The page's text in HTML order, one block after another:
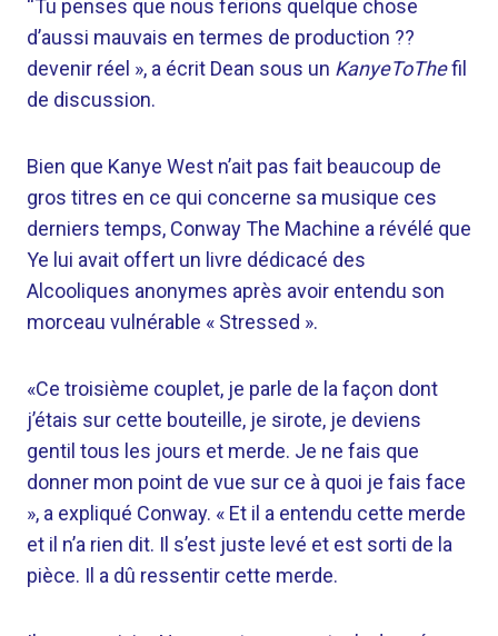
“Tu penses que nous ferions quelque chose
d’aussi mauvais en termes de production ??
devenir réel », a écrit Dean sous un KanyeToThefil
de discussion.
Bien que Kanye West n’ait pas fait beaucoup de
gros titres en ce qui concerne sa musique ces
derniers temps, Conway The Machine a révélé que
Ye lui avait offert un livre dédicacé des
Alcooliques anonymes après avoir entendu son
morceau vulnérable « Stressed ».
«Ce troisième couplet, je parle de la façon dont
j’étais sur cette bouteille, je sirote, je deviens
gentil tous les jours et merde. Je ne fais que
donner mon point de vue sur ce à quoi je fais face
», a expliqué Conway. « Et il a entendu cette merde
et il n’a rien dit. Il s’est juste levé et est sorti de la
pièce. Il a dû ressentir cette merde.